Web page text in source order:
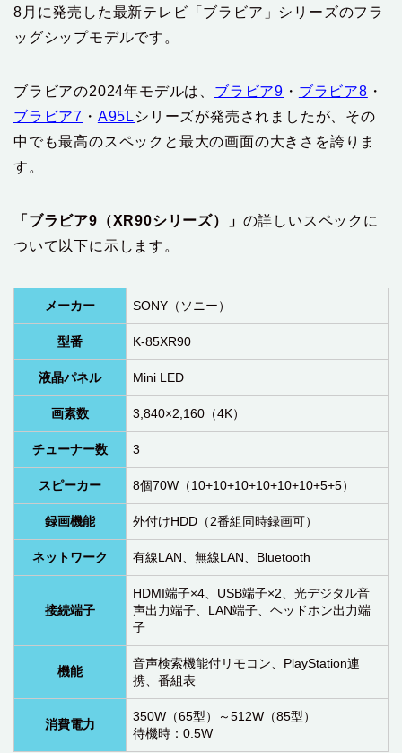
8月に発売した最新テレビ「ブラビア」シリーズのフラ
ッグシップモデルです。
ブラビアの2024年モデルは、 ブラビア9 ・ ブラビア8 ・
ブラビア7 ・ A95L シリーズが発売されましたが、その
中でも最高のスペックと最大の画面の大きさを誇りま
す。
「ブラビア9（XR90シリーズ）」 の詳しいスペックに
ついて以下に示します。
メーカー SONY（ソニー）
型番 K-85XR90
液晶パネル Mini LED
画素数 3,840×2,160（4K）
チューナー数 3
スピーカー 8個70W（10+10+10+10+10+10+5+5）
録画機能 外付けHDD（2番組同時録画可）
ネットワーク 有線LAN、無線LAN、Bluetooth
接続端子
HDMI端子×4、USB端子×2、光デジタル音
声出力端子、LAN端子、ヘッドホン出力端
子
機能
音声検索機能付リモコン、PlayStation連
携、番組表
消費電力
350W（65型）～512W（85型）
待機時：0.5W